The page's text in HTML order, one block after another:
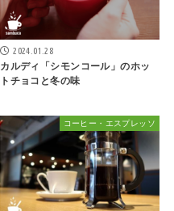
2024.01.28
カルディ「シモンコール」のホッ
トチョコと冬の味
コーヒー・エスプレッソ